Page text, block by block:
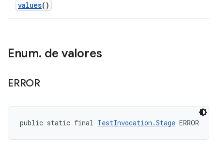
values()
Enum. de valores
ERROR
public static final TestInvocation.Stage ERROR